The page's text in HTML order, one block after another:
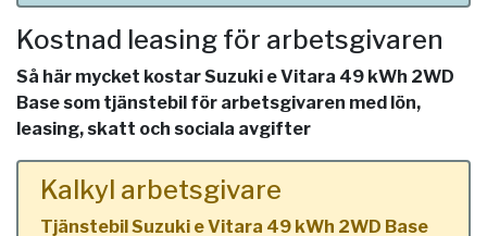
Kostnad leasing för arbetsgivaren
Så här mycket kostar Suzuki e Vitara 49 kWh 2WD
Base som tjänstebil för arbetsgivaren med lön,
leasing, skatt och sociala avgifter
Kalkyl arbetsgivare
Tjänstebil Suzuki e Vitara 49 kWh 2WD Base